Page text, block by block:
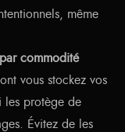
même
commodité
vous stockez vos
les protège de
Évitez de les